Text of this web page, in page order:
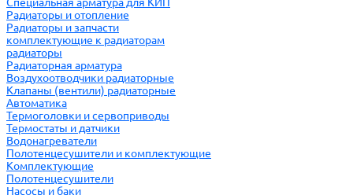
Радиаторы и отопление
Радиаторы и запчасти
комплектующие к радиаторам
радиаторы
Радиаторная арматура
Воздухоотводчики радиаторные
Клапаны (вентили) радиаторные
Автоматика
Термоголовки и сервоприводы
Термостаты и датчики
Водонагреватели
Полотенцесушители и комплектующие
Комплектующие
Полотенцесушители
Насосы и баки